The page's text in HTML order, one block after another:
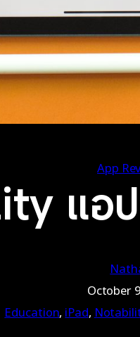
App
แอ
October
Education, iPad,